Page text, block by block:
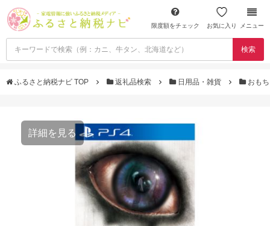
限度額をチェック お気に入り メニュー
検索
ふるさと納税ナビ TOP 返礼品検索 日用品・雑貨 おも
詳細を見る